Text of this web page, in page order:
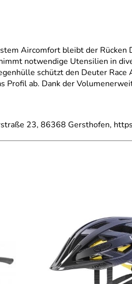
Aircomfort bleibt der
notwendige Utensilien in
schützt den Deuter
ab. Dank der
23, 86368 Gersthofen,